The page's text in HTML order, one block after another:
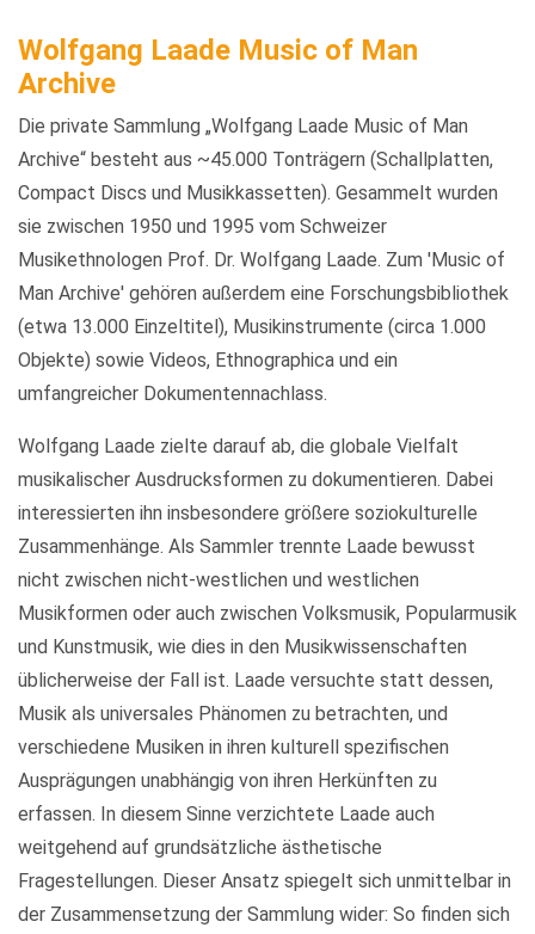
Wolfgang Laade Music of Man
Archive
Die private Sammlung „Wolfgang Laade Music of Man
Archive“ besteht aus ~45.000 Tonträgern (Schallplatten,
Compact Discs und Musikkassetten). Gesammelt wurden
sie zwischen 1950 und 1995 vom Schweizer
Musikethnologen Prof. Dr. Wolfgang Laade. Zum 'Music of
Man Archive' gehören außerdem eine Forschungsbibliothek
(etwa 13.000 Einzeltitel), Musikinstrumente (circa 1.000
Objekte) sowie Videos, Ethnographica und ein
umfangreicher Dokumentennachlass.
Wolfgang Laade zielte darauf ab, die globale Vielfalt
musikalischer Ausdrucksformen zu dokumentieren. Dabei
interessierten ihn insbesondere größere soziokulturelle
Zusammenhänge. Als Sammler trennte Laade bewusst
nicht zwischen nicht-westlichen und westlichen
Musikformen oder auch zwischen Volksmusik, Popularmusik
und Kunstmusik, wie dies in den Musikwissenschaften
üblicherweise der Fall ist. Laade versuchte statt dessen,
Musik als universales Phänomen zu betrachten, und
verschiedene Musiken in ihren kulturell spezifischen
Ausprägungen unabhängig von ihren Herkünften zu
erfassen. In diesem Sinne verzichtete Laade auch
weitgehend auf grundsätzliche ästhetische
Fragestellungen. Dieser Ansatz spiegelt sich unmittelbar in
der Zusammensetzung der Sammlung wider: So finden sich